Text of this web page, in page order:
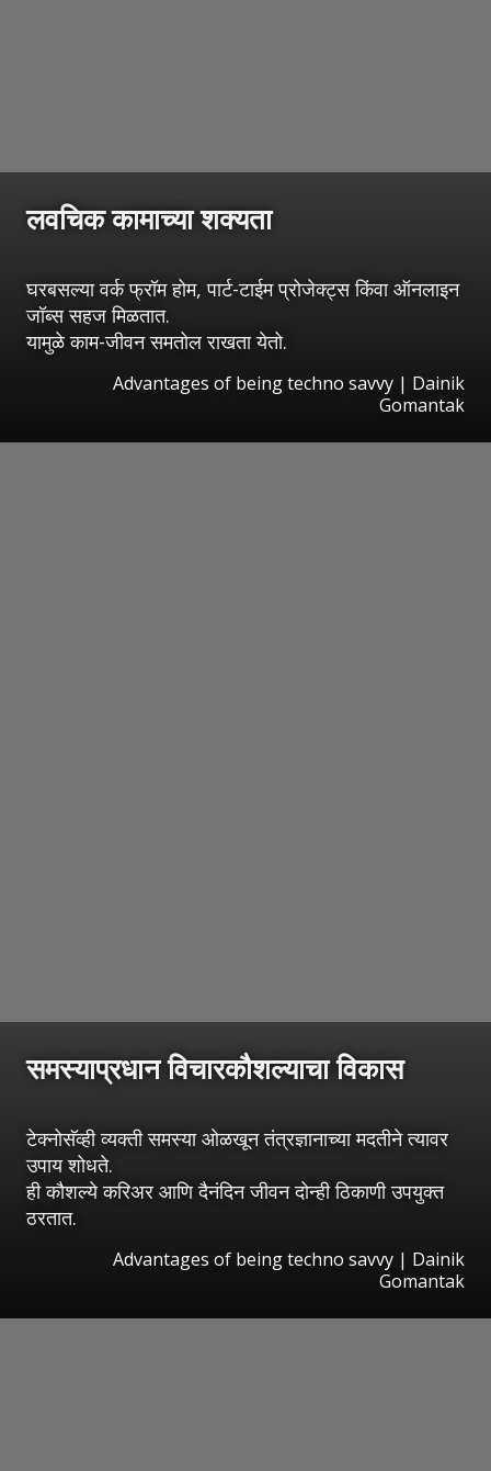
लवचिक कामाच्या शक्यता
घरबसल्या वर्क फ्रॉम होम, पार्ट-टाईम प्रोजेक्ट्स किंवा ऑनलाइन
जॉब्स सहज मिळतात.
यामुळे काम-जीवन समतोल राखता येतो.
Advantages of being techno savvy | Dainik
Gomantak
समस्याप्रधान विचारकौशल्याचा विकास
टेक्नोसॅव्ही व्यक्ती समस्या ओळखून तंत्रज्ञानाच्या मदतीने त्यावर
उपाय शोधते.
ही कौशल्ये करिअर आणि दैनंदिन जीवन दोन्ही ठिकाणी उपयुक्त
ठरतात.
Advantages of being techno savvy | Dainik
Gomantak